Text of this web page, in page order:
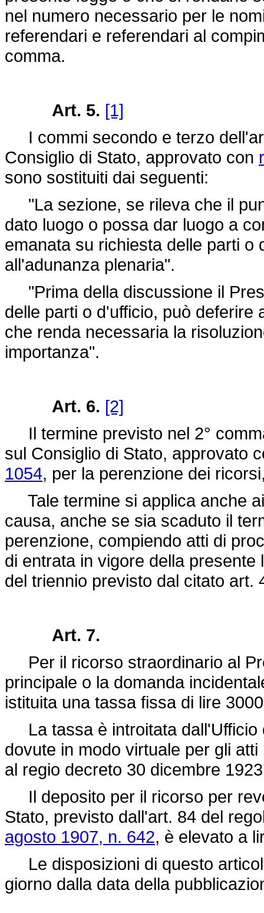
nel numero necessario per le
referendari e referendari al
comma.
Art. 5. [1]
I commi secondo e terzo
Consiglio di Stato, approvato con
sono sostituiti dai seguenti:
"La sezione, se rileva che il
dato luogo o possa dar luogo a
emanata su richiesta delle parti o
all'adunanza plenaria".
"Prima della discussione il
delle parti o d'ufficio, può deferire
che renda necessaria la
importanza".
Art. 6. [2]
Il termine previsto nel 2°
sul Consiglio di Stato, approvato
1054, per la perenzione dei
Tale termine si applica anche
causa, anche se sia scaduto il
perenzione, compiendo atti di
di entrata in vigore della
del triennio previsto dal citato art.
Art. 7.
Per il ricorso straordinario al
principale o la domanda
istituita una tassa fissa di lire
La tassa è introitata dall'Ufficio
dovute in modo virtuale per gli
al regio decreto 30 dicembre
Il deposito per il ricorso per
Stato, previsto dall'art. 84 del
agosto 1907, n. 642, è elevato a
Le disposizioni di questo
giorno dalla data della